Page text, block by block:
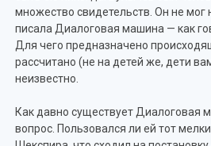
множество свидетельств. Он не мог
писала Диалоговая машина — как
Для чего предназначено
рассчитано (не на детей же, дети
неизвестно.
Как давно существует Диалоговая
вопрос. Пользовался ли ей тот